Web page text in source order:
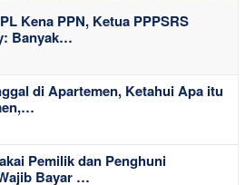
Kena PPN, Ketua PPPSRS
Banyak…
di Apartemen, Ketahui Apa itu
Pemilik dan Penghuni
Bayar …